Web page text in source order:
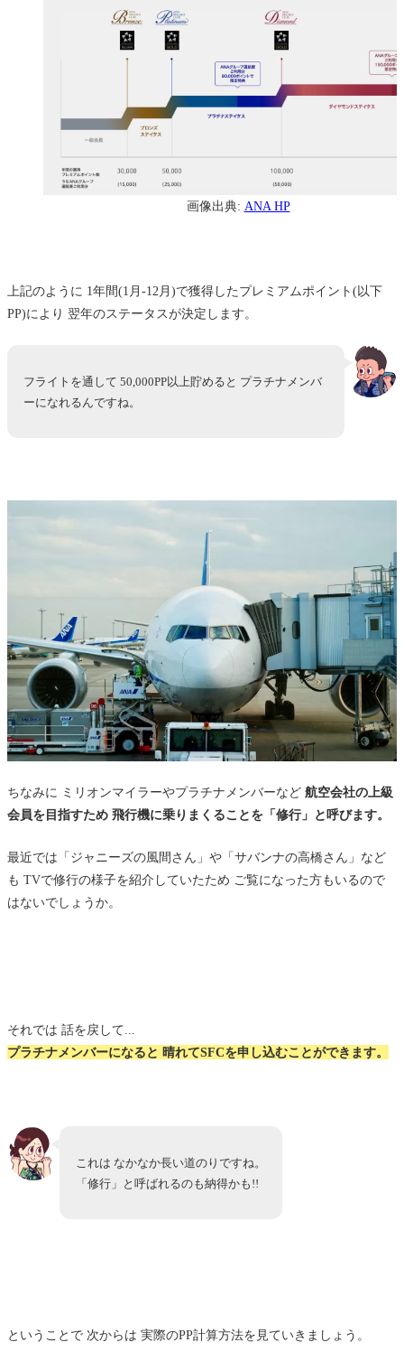
画像出典: ANA HP
上記のように 1年間(1月-12月)で獲得したプレミアムポイント(以下
PP)により 翌年のステータスが決定します。
フライトを通して 50,000PP以上貯めると プラチナメンバ
ーになれるんですね。
ちなみに ミリオンマイラーやプラチナメンバーなど 航空会社の上級
会員を目指すため 飛行機に乗りまくることを「修行」と呼びます。
最近では「ジャニーズの風間さん」や「サバンナの高橋さん」など
も TVで修行の様子を紹介していたため ご覧になった方もいるので
はないでしょうか。
それでは 話を戻して...
プラチナメンバーになると 晴れてSFCを申し込むことができます。
これは なかなか長い道のりですね。
「修行」と呼ばれるのも納得かも!!
ということで 次からは 実際のPP計算方法を見ていきましょう。